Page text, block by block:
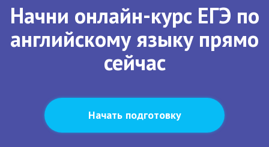
Начни онлайн-курс ЕГЭ по
английскому языку прямо
сейчас
Начать подготовку